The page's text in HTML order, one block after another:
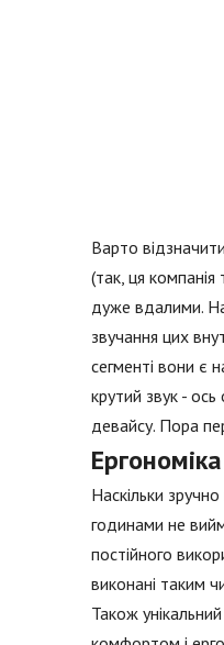
Варто
(так, ця
дуже вдалими.
звучання цих
сегменті вони є
крутий звук - ось
девайсу. Пора
Наскільки
годинами не
постійного
виконані таким
Також